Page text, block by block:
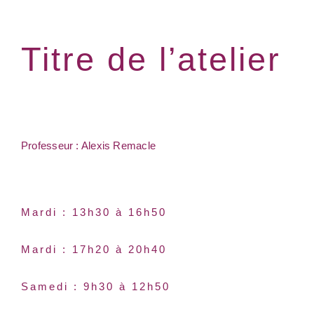
Titre de l’atelier
Professeur : Alexis Remacle
Mardi : 13h30 à 16h50
Mardi : 17h20 à 20h40
Samedi : 9h30 à 12h50